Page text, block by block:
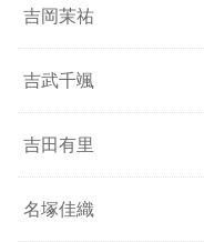
吉岡茉祐
吉武千颯
吉田有里
名塚佳織